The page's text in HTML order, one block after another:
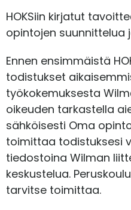
HOKSiin kirjatut
opintojen suunnittelua
Ennen ensimmäistä
todistukset
työkokemuksesta
oikeuden tarkastella
sähköisesti Oma
toimittaa todistuksesi
tiedostoina Wilman
keskustelua.
tarvitse toimittaa.